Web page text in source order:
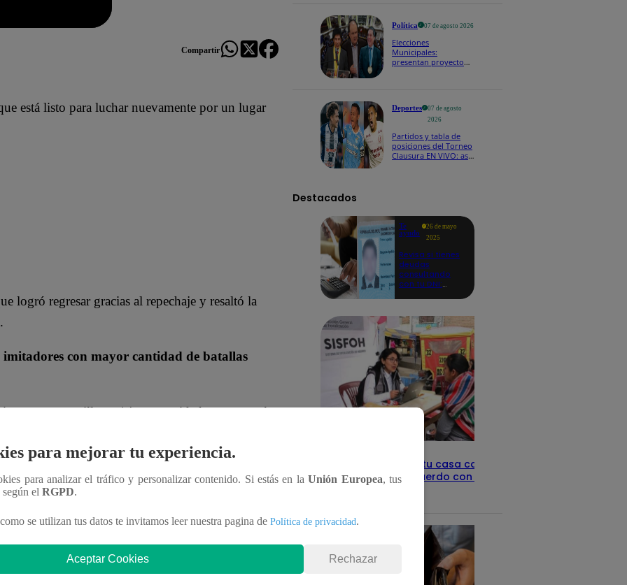
Compartir
está listo para luchar nuevamente por un lugar
logró regresar gracias al repechaje y resaltó la
con mayor cantidad de batallas
su silla en 14 oportunidades y aseguró
decisiva.
irme de esta fiesta sin bailar hasta el final”,
qué pasó”, desatando la fiesta entre el público y
en cada presentación.
Rosa en una de las batallas más esperadas de la
Política 07 de agosto 2026
Elecciones
Municipales:
presentan proyecto
Deportes
07 de agosto
2026
Partidos y tabla de
posiciones del Torneo
Clausura EN VIVO: así
Destacados
Te
ayudo
26 de mayo
2025
Revisa si tienes
deudas
consultando
con tu DNI:
Revisa con tu DNI si tu casa califica
como pobre, de acuerdo con el Sisfoh
para mejorar tu experiencia.
para analizar el tráfico y personalizar contenido. Si estás en laUnión Europea, tus
según el RGPD.
se utilizan tus datos te invitamos leer nuestra pagina de Política de privacidad.
Aceptar Cookies Rechazar